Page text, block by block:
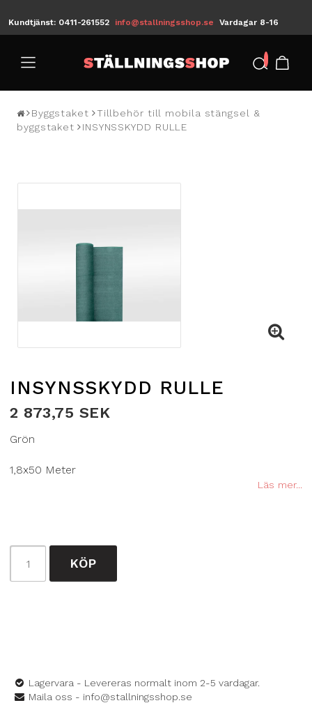
Kundtjänst: 0411-261552 info@stallningsshop.se Vardagar 8-16
/
Byggstaket
Tillbehör till mobila stängsel &
byggstaket
INSYNSSKYDD RULLE
INSYNSSKYDD RULLE
2 873,75 SEK
Grön
1,8x50 Meter
Läs mer...
KÖP
Lagervara - Levereras normalt inom 2-5 vardagar.
Maila oss - info@stallningsshop.se